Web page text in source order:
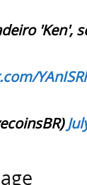
'Ken',